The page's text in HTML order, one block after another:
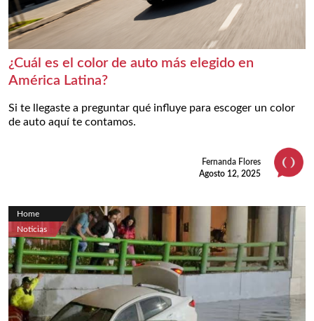
¿Cuál es el color de auto más elegido en
América Latina?
Si te llegaste a preguntar qué influye para escoger un color
de auto aquí te contamos.
Fernanda Flores
Agosto 12, 2025
Home
Noticias